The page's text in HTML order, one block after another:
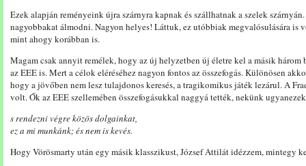
Ezek alapján reményeink újra szárnyra kapnak és szállhatnak a szelek
nagyobbakat álmodni. Nagyon helyes! Láttuk, ez utóbbiak megvalósulására is
mint ahogy korábban is.
Magam csak annyit remélek, hogy az új helyzetben új életre kel a másik három
az EEE is. Mert a célok eléréséhez nagyon fontos az összefogás. Különösen
hogy a jövőben nem lesz tulajdonos keresés, a tragikomikus játék lezárul. A
volt. Ők az EEE szellemében összefogásukkal naggyá tették, nekünk
s rendezni végre közös dolgainkat,
ez a mi munkánk; és nem is kevés.
Hogy Vörösmarty után egy másik klasszikust, József Attilát idézzem, mintegy